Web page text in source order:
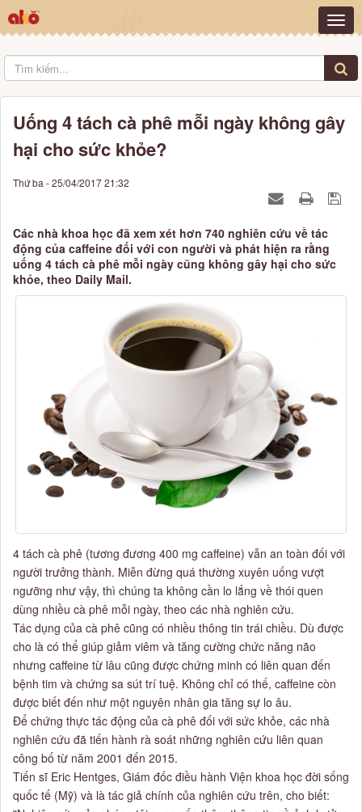
Uống 4 tách cà phê mỗi ngày không gây
hại cho sức khỏe?
Thứ ba - 25/04/2017 21:32
Các nhà khoa học đã xem xét hơn 740 nghiên cứu về tác
động của caffeine đối với con người và phát hiện ra rằng
uống 4 tách cà phê mỗi ngày cũng không gây hại cho sức
khỏe, theo Daily Mail.
4 tách cà phê (tương đương 400 mg caffeine) vẫn an toàn đối với
người trưởng thành. Miễn đừng quá thường xuyên uống vượt
ngưỡng như vậy, thì chúng ta không cần lo lắng về thói quen
dùng nhiều cà phê mỗi ngày, theo các nhà nghiên cứu.
Tác dụng của cà phê cũng có nhiều thông tin trái chiều. Dù được
cho là có thể giúp giảm viêm và tăng cường chức năng não
nhưng caffeine từ lâu cũng được chứng minh có liên quan đến
bệnh tim và chứng sa sút trí tuệ. Không chỉ có thế, caffeine còn
được biết đến như một nguyên nhân gia tăng sự lo âu.
Để chứng thực tác động của cà phê đối với sức khỏe, các nhà
nghiên cứu đã tiến hành rà soát những nghiên cứu liên quan
công bố từ năm 2001 đến 2015.
Tiến sĩ Eric Hentges, Giám đốc điều hành Viện khoa học đời sống
quốc tế (Mỹ) và là tác giả chính của nghiên cứu trên, cho biết: